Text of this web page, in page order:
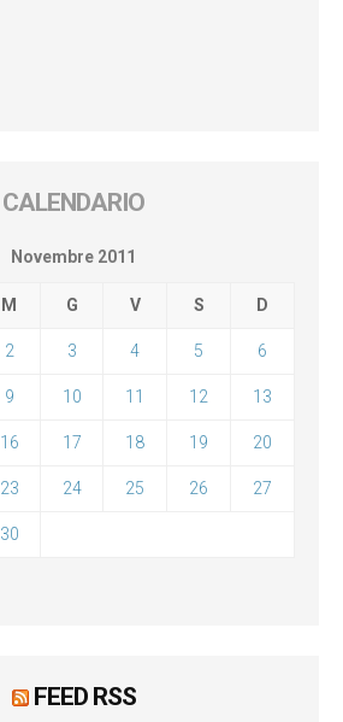
CALENDARIO
Novembre 2011
M G V S D
2 3 4 5 6
9 10 11 12 13
16 17 18 19 20
23 24 25 26 27
30
FEED RSS